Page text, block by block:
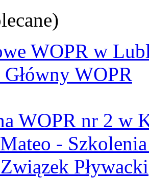
WOPR w
Główny WOPR
WOPR nr 2 w
-
Pływacki